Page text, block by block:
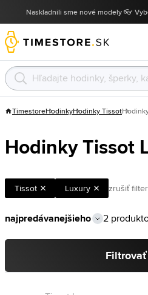
Naskladnili sme nové modely 👓
TimestoreHodinkyHodinky Tissot
Hodinky Tissot
Tissot Luxury zrušiť filter
2
Filtrovať